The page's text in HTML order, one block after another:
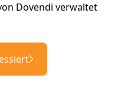
Dovendi verwaltet